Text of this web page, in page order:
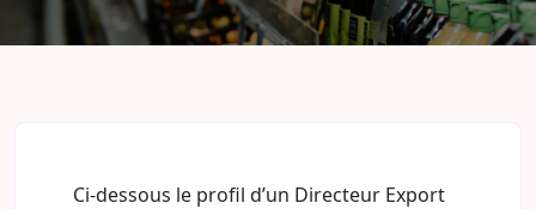
Ci-dessous le profil d’un Directeur Export